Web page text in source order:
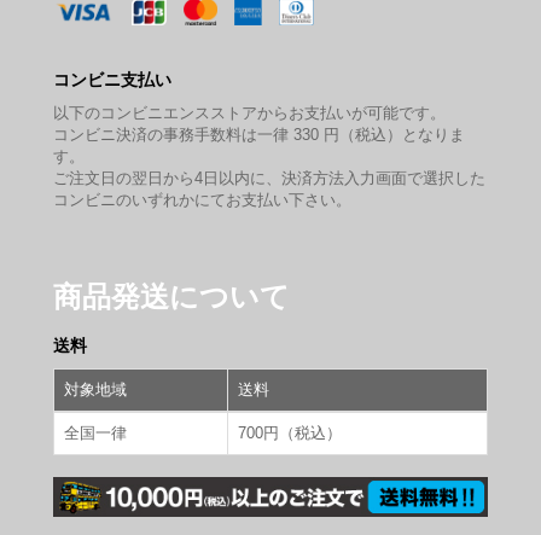
コンビニ支払い
以下のコンビニエンスストアからお支払いが可能です。
コンビニ決済の事務手数料は一律 330 円（税込）となりま
す。
ご注文日の翌日から4日以内に、決済方法入力画面で選択した
コンビニのいずれかにてお支払い下さい。
商品発送について
送料
対象地域 送料
全国一律 700円（税込）